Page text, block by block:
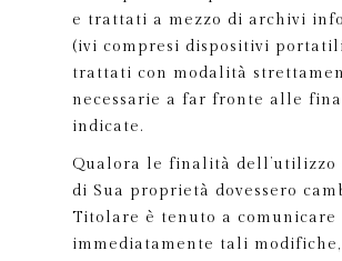
e trattati a mezzo di archivi
(ivi compresi dispositivi
trattati con modalità
necessarie a far fronte alle
indicate.
Qualora le finalità dell’utilizzo
di Sua proprietà dovessero
Titolare è tenuto a comunicare
immediatamente tali modifiche,